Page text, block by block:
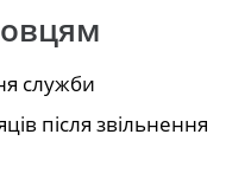
служби
після звільнення